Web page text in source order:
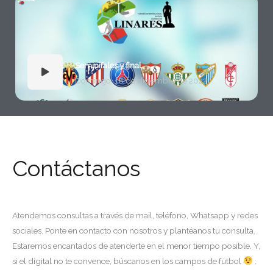
Seminifales y final
Domingo, 18 de diciembre de 2022
Contáctanos
Atendemos consultas a través de mail, teléfono, Whatsapp y redes
sociales. Ponte en contacto con nosotros y plantéanos tu consulta.
Estaremos encantados de atenderte en el menor tiempo posible. Y,
si el digital no te convence, búscanos en los campos de fútbol